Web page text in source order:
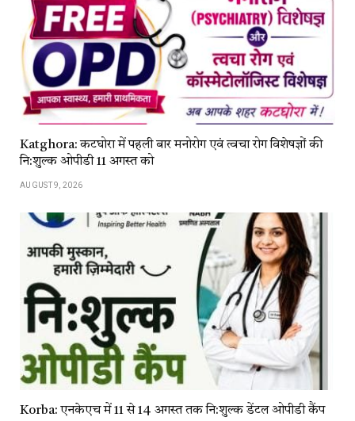
Katghora: कटघोरा में पहली बार मनोरोग एवं त्वचा रोग विशेषज्ञों की
नि:शुल्क ओपीडी 11 अगस्त को
AUGUST 9, 2026
Korba: एनकेएच में 11 से 14 अगस्त तक नि:शुल्क डेंटल ओपीडी कैंप